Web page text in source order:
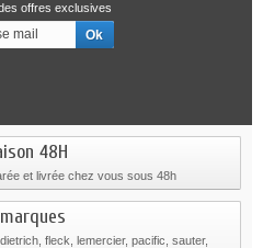
offres exclusives
48H
et livrée chez vous sous 48h
fleck, lemercier, pacific, sauter,